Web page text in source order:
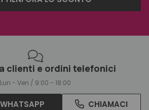
clienti e ordini telefonici
Lun - Ven / 9:00 - 18:00
CHIAMACI